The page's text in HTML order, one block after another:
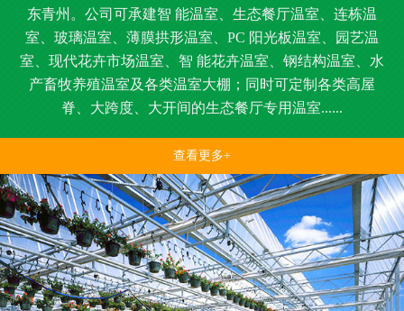
东青州。公司可承建智 能温室、生态餐厅温室、连栋温
室、玻璃温室、薄膜拱形温室、PC 阳光板温室、园艺温
室、现代花卉市场温室、智 能花卉温室、钢结构温室、水
产畜牧养殖温室及各类温室大棚；同时可定制各类高屋
脊、大跨度、大开间的生态餐厅专用温室......
查看更多+